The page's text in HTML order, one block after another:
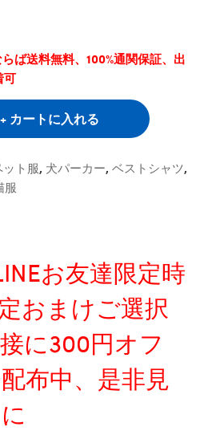
ば送料無料、100%通関保証、出
可
カートに入れる
ト服, 犬パーカー, ベストシャツ,
服
お友達限定時
おまけご選択
に300円オフ
布中、是非見